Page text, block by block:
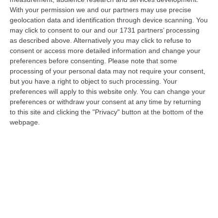
With your permission we and our partners may use precise
geolocation data and identification through device scanning. You
may click to consent to our and our 1731 partners’ processing
as described above. Alternatively you may click to refuse to
consent or access more detailed information and change your
preferences before consenting. Please note that some
processing of your personal data may not require your consent,
but you have a right to object to such processing. Your
preferences will apply to this website only. You can change your
preferences or withdraw your consent at any time by returning
to this site and clicking the "Privacy" button at the bottom of the
webpage.
Ciclovia Dei Parchi Della Calabria: Al Via La Messa In Sicurezza
Del Tratto Fabrizia – Serra San Bruno
“SERRA SAN BRUNO Partono i lavori di riqualificazione e miglioramento
della sicurezza lungo la Ciclovia dei Parchi della Calabria, concentra…
05 Agosto, 21:56
Tari, Senese: «Rendere Efficiente Il Sistema Per Ridurre I Costi
Per I Cittadini E Aumentare I Salari»
“CATANZARO A Lamezia Terme la Tari aumenta del 6,2% per le famiglie e
del 17% per le imprese; a Crotone del 6,9%; a Catanzaro dell’1,63%. A…
05 Agosto, 21:23